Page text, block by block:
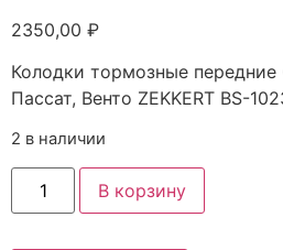
2350,00 ₽
Колодки тормозные передние
Пассат, Венто ZEKKERT BS-
2 в наличии
В корзину